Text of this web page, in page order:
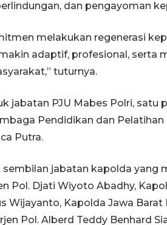
dan pengayoman
melakukan regenerasi
adaptif, profesional, serta
tuturnya.
jabatan PJU Mabes Polri,
Pendidikan dan
Putra.
sembilan jabatan kapolda yang
Pol. Djati Wiyoto Abadhy,
Wijayanto, Kapolda Jawa
Pol. Alberd Teddy Benhard